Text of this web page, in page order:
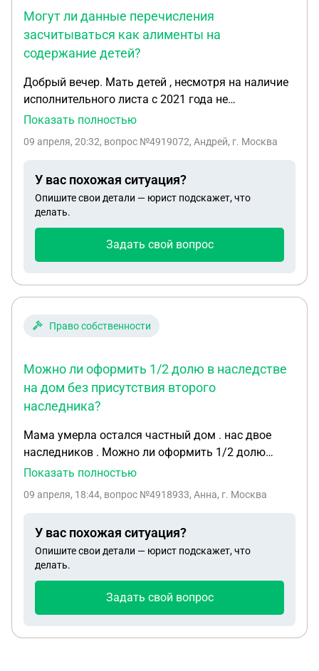
Могут ли данные перечисления
засчитываться как алименты на
содержание детей?
Добрый вечер. Мать детей , несмотря на наличие
исполнительного листа с 2021 года не
предоставила его ни в бухгалтерию предприятия
официального решения вопроса по алиментам.
содержание детей непосредственно детям.
Выписки из банка есть. Сейчас мать детей спустя
5 лет обратилась к судебным приставам с
исполнительному листу за последние 3 года.
как алименты на содержание детей ?
Показать полностью
09 апреля, 20:32, вопрос №4919072, Андрей, г. Москва
У вас похожая ситуация?
Опишите свои детали — юрист подскажет, что
делать.
Задать свой вопрос
Право собственности
Можно ли оформить 1/2 долю в наследстве
на дом без присутствия второго
наследника?
Мама умерла остался частный дом . нас двое
наследников . Можно ли оформить 1/2 долю
свою без присутствия сестры . Т.кона работает на
оформить в течение 6месяцев .
Показать полностью
09 апреля, 18:44, вопрос №4918933, Анна, г. Москва
У вас похожая ситуация?
Опишите свои детали — юрист подскажет, что
делать.
Задать свой вопрос